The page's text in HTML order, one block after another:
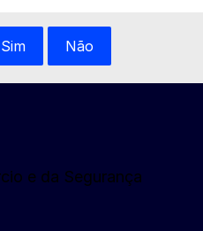
Sim Não
e da Segurança